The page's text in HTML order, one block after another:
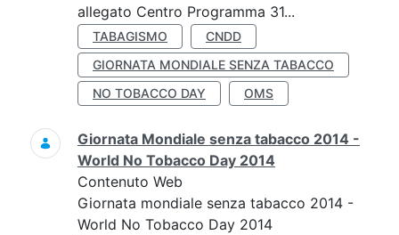
allegato Centro Programma 31...
TABAGISMO
CNDD
GIORNATA MONDIALE SENZA TABACCO
NO TOBACCO DAY
OMS
Giornata Mondiale senza tabacco 2014 -
World No Tobacco Day 2014
Contenuto Web
Giornata mondiale senza tabacco 2014 -
World No Tobacco Day 2014